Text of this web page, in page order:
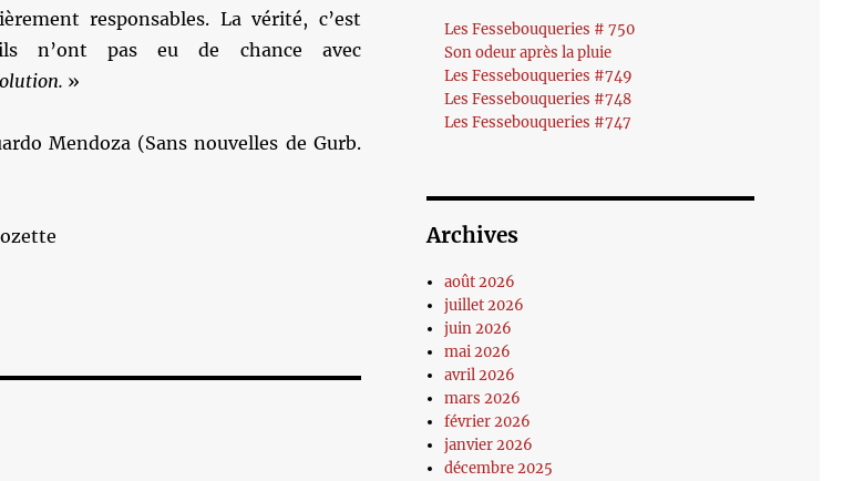
responsables. La vérité, c’est
n’ont pas eu de chance avec
»
Mendoza (Sans nouvelles de Gurb.
Les Fessebouqueries # 750
Son odeur après la pluie
Les Fessebouqueries #749
Les Fessebouqueries #748
Les Fessebouqueries #747
Archives
août 2026
juillet 2026
juin 2026
mai 2026
avril 2026
mars 2026
février 2026
janvier 2026
décembre 2025